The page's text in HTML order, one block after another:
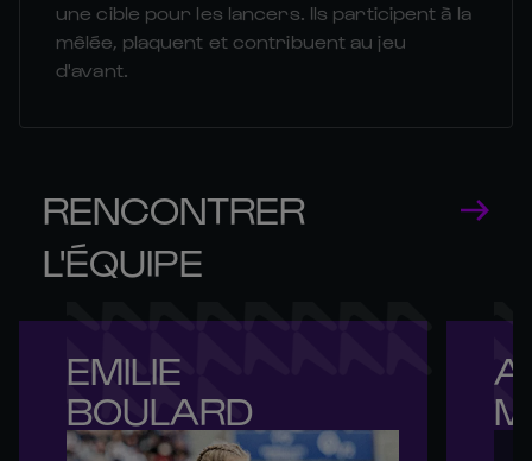
une cible pour les lancers. Ils participent à la
mêlée, plaquent et contribuent au jeu
d'avant.
RENCONTRER
L'ÉQUIPE
EMILIE
BOULARD